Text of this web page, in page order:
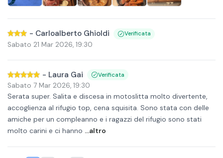
- Carloalberto Ghioldi Verificata
Sabato 21 Mar 2026, 19:30
- Laura Gai Verificata
Sabato 7 Mar 2026, 19:30
Serata super. Salita e discesa in motoslitta molto divertente,
accoglienza al rifugio top, cena squisita. Sono stata con delle
amiche per un compleanno e i ragazzi del rifugio sono stati
molto carini e ci hanno ...altro